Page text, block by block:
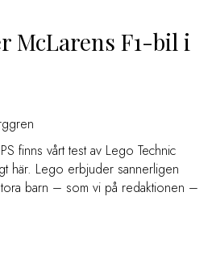
McLarens F1-bil i
finns vårt test av Lego Technic
här. Lego erbjuder sannerligen
barn – som vi på redaktionen –